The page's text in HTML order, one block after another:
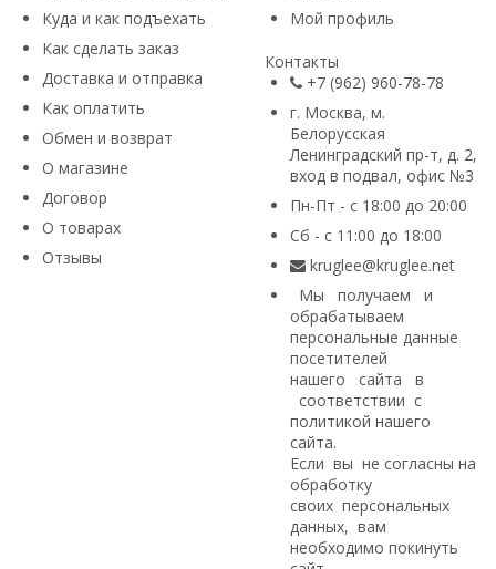
Куда и как подъехать
Как сделать заказ
Доставка и отправка
Как оплатить
Обмен и возврат
О магазине
Договор
О товарах
Отзывы
Мой профиль
Контакты
+7 (962) 960-78-78
г. Москва, м.
Белорусская
Ленинградский пр-т, д. 2,
вход в подвал, офис №3
Пн-Пт - с 18:00 до 20:00
Сб - с 11:00 до 18:00
kruglee@kruglee.net
Мы получаем и
обрабатываем
персональные данные
посетителей
нашего сайта в
соответствии с
политикой нашего
сайта.
Если вы не согласны на
обработку
своих персональных
данных, вам
необходимо покинуть